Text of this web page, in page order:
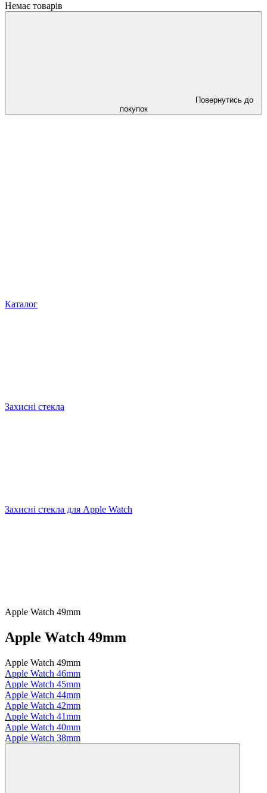
Немає товарів
Повернутись до
покупок
Каталог
Захисні стекла
Захисні стекла для Apple Watch
Apple Watch 49mm
Apple Watch 49mm
Apple Watch 49mm
Apple Watch 46mm
Apple Watch 45mm
Apple Watch 44mm
Apple Watch 42mm
Apple Watch 41mm
Apple Watch 40mm
Apple Watch 38mm